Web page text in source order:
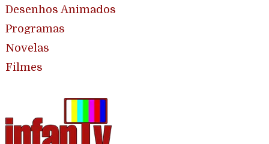
Desenhos Animados
Programas
Novelas
Filmes